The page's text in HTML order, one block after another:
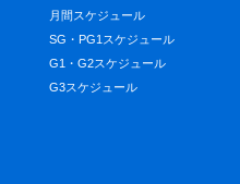
月間スケジュール
SG・PG1スケジュール
G1・G2スケジュール
G3スケジュール